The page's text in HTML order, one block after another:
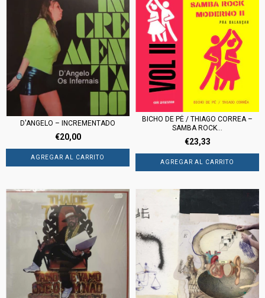
D'ANGELO – INCREMENTADO
€20,00
BICHO DE PÉ / THIAGO CORREA –
SAMBA ROCK...
€23,33